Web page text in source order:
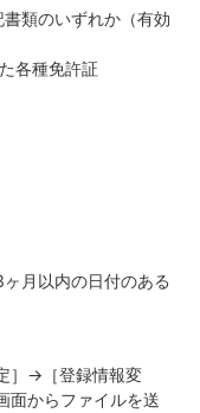
書類のいずれか（有効
各種免許証
月以内の日付のある
］→［登録情報変
面からファイルを送